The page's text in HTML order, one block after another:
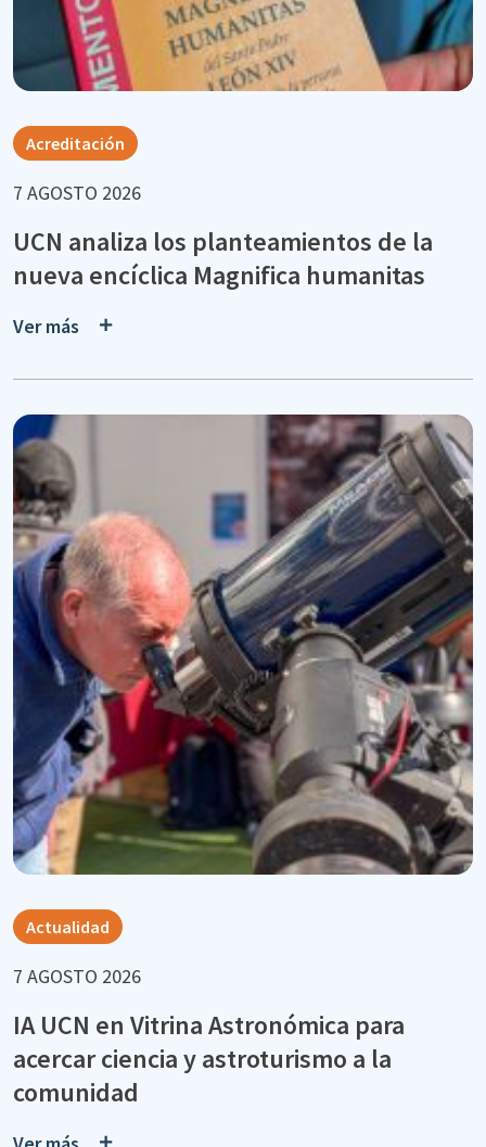
Acreditación
7 AGOSTO 2026
UCN analiza los planteamientos de la
nueva encíclica Magnifica humanitas
Ver más
Actualidad
7 AGOSTO 2026
IA UCN en Vitrina Astronómica para
acercar ciencia y astroturismo a la
comunidad